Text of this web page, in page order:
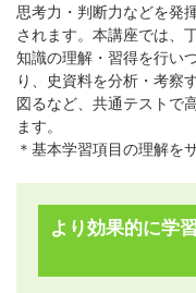
思考力・判断力などを発
されます。本講座では、
知識の理解・習得を行い
り、史資料を分析・考察
図るなど、共通テストで
ます。
＊基本学習項目の理解を
より効果的に学